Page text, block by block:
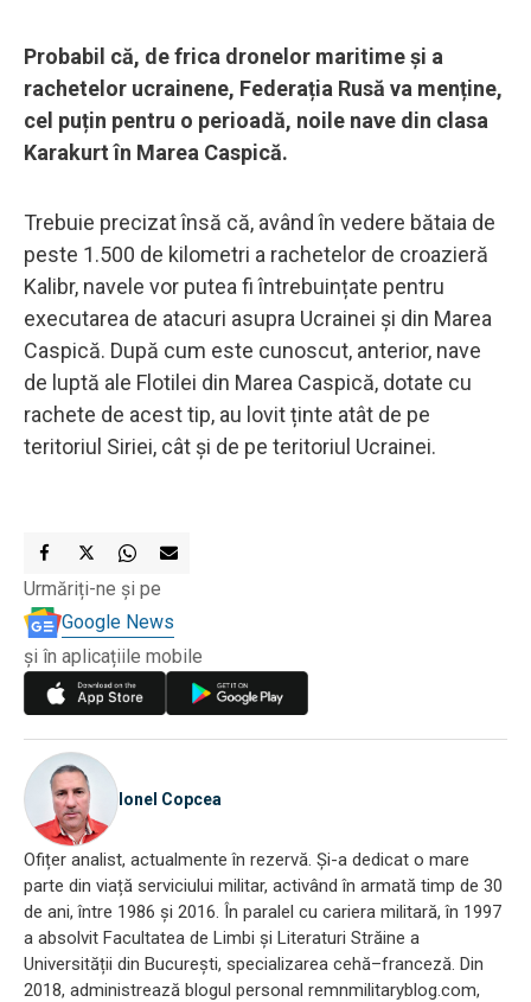
Probabil că, de frica dronelor maritime și a
rachetelor ucrainene, Federația Rusă va menține,
cel puțin pentru o perioadă, noile nave din clasa
Karakurt în Marea Caspică.
Trebuie precizat însă că, având în vedere bătaia de
peste 1.500 de kilometri a rachetelor de croazieră
Kalibr, navele vor putea fi întrebuințate pentru
executarea de atacuri asupra Ucrainei și din Marea
Caspică. După cum este cunoscut, anterior, nave
de luptă ale Flotilei din Marea Caspică, dotate cu
rachete de acest tip, au lovit ținte atât de pe
teritoriul Siriei, cât și de pe teritoriul Ucrainei.
Urmăriți-ne și pe
Google News
și în aplicațiile mobile
Ionel Copcea
Ofițer analist, actualmente în rezervă. Și-a dedicat o mare
parte din viață serviciului militar, activând în armată timp de 30
de ani, între 1986 și 2016. În paralel cu cariera militară, în 1997
a absolvit Facultatea de Limbi și Literaturi Străine a
Universității din București, specializarea cehă–franceză. Din
2018, administrează blogul personal remnmilitaryblog.com,